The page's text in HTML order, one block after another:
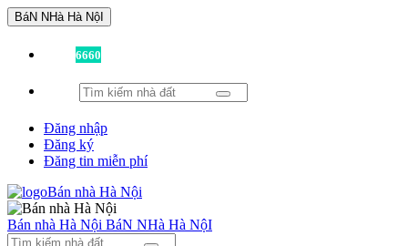
BáN NHà Hà NộI
6660
Đăng nhập
Đăng ký
Đăng tin miễn phí
Bán nhà Hà Nội BáN NHà Hà NộI